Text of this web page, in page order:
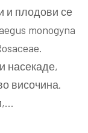
и плодови се
monogyna
насекаде,
височина.